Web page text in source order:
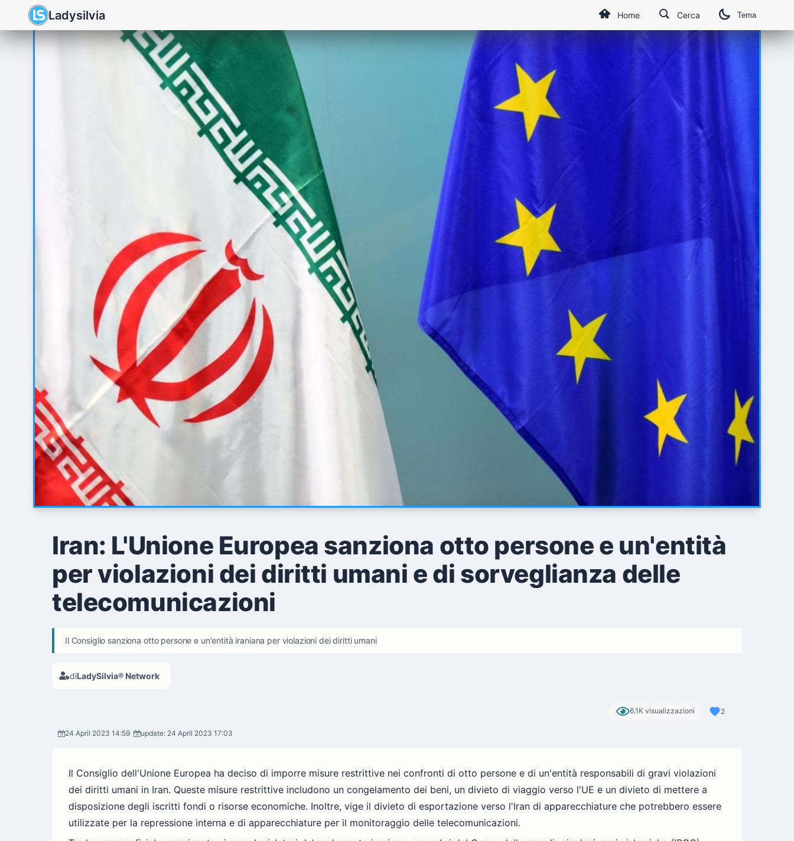
Ladysilvia Home Cerca Tema
Iran: L'Unione Europea sanziona otto persone e un'entità
per violazioni dei diritti umani e di sorveglianza delle
telecomunicazioni
Il Consiglio sanziona otto persone e un'entità iraniana per violazioni dei diritti umani
diLadySilvia® Network
6.1K visualizzazioni 2
24 April 2023 14:59 update: 24 April 2023 17:03
Il Consiglio dell'Unione Europea ha deciso di imporre misure restrittive nei confronti di otto persone e di un'entità responsabili di gravi violazioni
dei diritti umani in Iran. Queste misure restrittive includono un congelamento dei beni, un divieto di viaggio verso l'UE e un divieto di mettere a
disposizione degli iscritti fondi o risorse economiche. Inoltre, vige il divieto di esportazione verso l'Iran di apparecchiature che potrebbero essere
utilizzate per la repressione interna e di apparecchiature per il monitoraggio delle telecomunicazioni.